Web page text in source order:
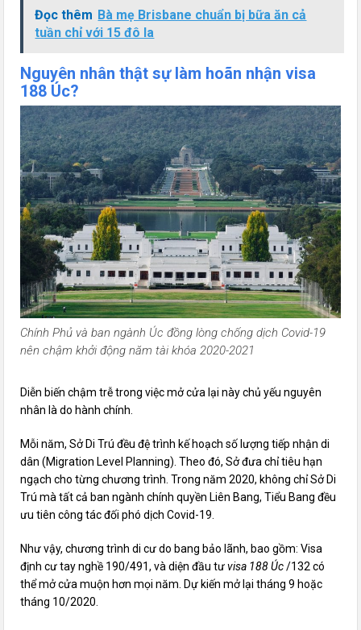
Đọc thêm Bà mẹ Brisbane chuẩn bị bữa ăn cả
tuần chỉ với 15 đô la
Nguyên nhân thật sự làm hoãn nhận visa
188 Úc?
Chính Phủ và ban ngành Úc đồng lòng chống dịch Covid-19
nên chậm khởi động năm tài khóa 2020-2021
Diễn biến chậm trễ trong việc mở cửa lại này chủ yếu nguyên
nhân là do hành chính.
Mỗi năm, Sở Di Trú đều đệ trình kế hoạch số lượng tiếp nhận di
dân (Migration Level Planning). Theo đó, Sở đưa chỉ tiêu hạn
ngạch cho từng chương trình. Trong năm 2020, không chỉ Sở Di
Trú mà tất cả ban ngành chính quyền Liên Bang, Tiểu Bang đều
ưu tiên công tác đối phó dịch Covid-19.
Như vậy, chương trình di cư do bang bảo lãnh, bao gồm: Visa
định cư tay nghề 190/491, và diện đầu tưvisa 188 Úc/132 có
thể mở cửa muộn hơn mọi năm. Dự kiến mở lại tháng 9 hoặc
tháng 10/2020.